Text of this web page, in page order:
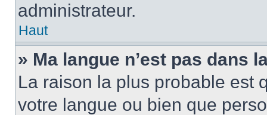
administrateur.
Haut
» Ma langue n’est pas dans
La raison la plus probable est
votre langue ou bien que